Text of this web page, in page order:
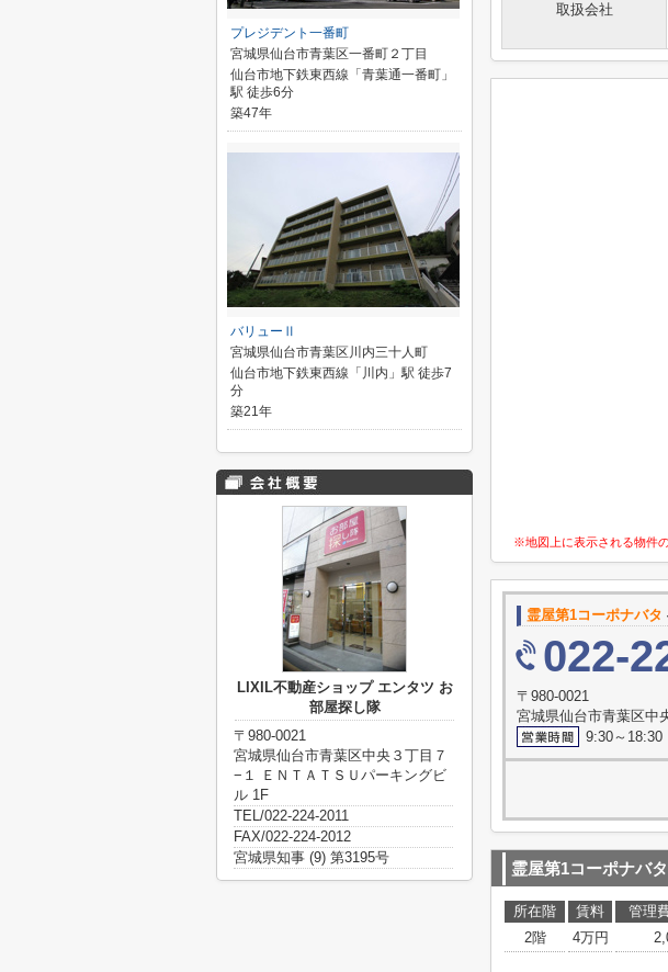
取扱会社
※地図上に表示される物件
霊屋第1コーポナバタ
022-
〒980-0021
宮城県仙台市青葉区中
9:30～
霊屋第1コーポナバタ
所在階 賃料 管理
2階
4万円
プレジデント一番町
宮城県仙台市青葉区一番町２丁目
仙台市地下鉄東西線「青葉通一番町」
駅 徒歩6分
築47年
バリューⅡ
宮城県仙台市青葉区川内三十人町
仙台市地下鉄東西線「川内」駅 徒歩7
分
築21年
LIXIL不動産ショップ エンタツ お
部屋探し隊
〒980-0021
宮城県仙台市青葉区中央３丁目７
−１ ＥＮＴＡＴＳＵパーキングビ
ル 1F
TEL/022-224-2011
FAX/022-224-2012
宮城県知事 (9) 第3195号